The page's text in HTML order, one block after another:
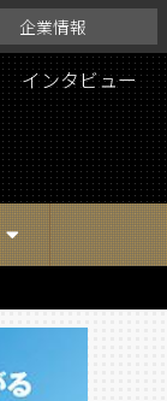
企業情報
インタビュー